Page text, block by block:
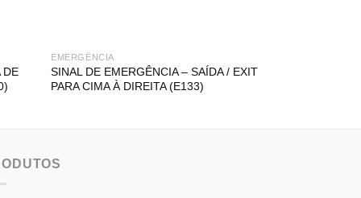
DE
EMERGÊNCIA
SINAL DE EMERGÊNCIA – SAÍDA / EXIT
PARA CIMA À DIREITA (E133)